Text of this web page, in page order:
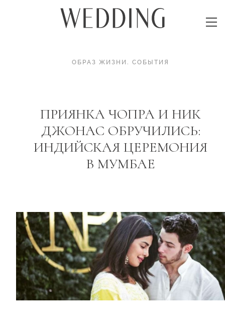
ОБРАЗ ЖИЗНИ . СОБЫТИЯ
ПРИЯНКА ЧОПРА И НИК
ДЖОНАС ОБРУЧИЛИСЬ:
ИНДИЙСКАЯ ЦЕРЕМОНИЯ
В МУМБАЕ